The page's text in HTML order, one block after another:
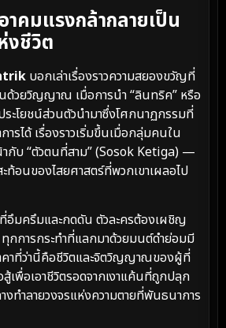
าคมแรงกล้ากลายเป็น
งชีวิต
บอกเล่าเรื่องราวความสยองขวัญที่
ด้วยวิญญาณ เมื่อการนำ “ลินทริค” หรือ
ระโยชน์ส่วนตัวนำมาซึ่งโศกนาฏกรรมที่
ารได้ เรื่องราวเริ่มขึ้นเมื่อกลุ่มคนใน
กับ “ตัวตนที่สาม” (Sosok Ketiga) —
ท้อนของไสยศาสตร์ที่พวกเขาเผลอไป
อึมครึมและกดดัน ตัวละครต้องเผชิญ
กการกระทำที่แลกมาด้วยมนต์ดำย่อมมี
คาที่ว่านี้คือชีวิตและจิตวิญญาณของผู้ที่
เพื่อเอาชีวิตรอดจากเงาแค้นที่ถูกปลุก
งทำลายวงจรแห่งความตายที่พันธนาการ